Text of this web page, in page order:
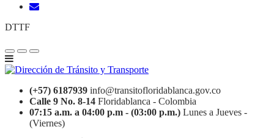
DTTF
(+57) 6187939 info@transitofloridablanca.gov.co
Calle 9 No. 8-14 Floridablanca - Colombia
07:15 a.m. a 04:00 p.m - (03:00 p.m.) Lunes a Jueves -
(Viernes)